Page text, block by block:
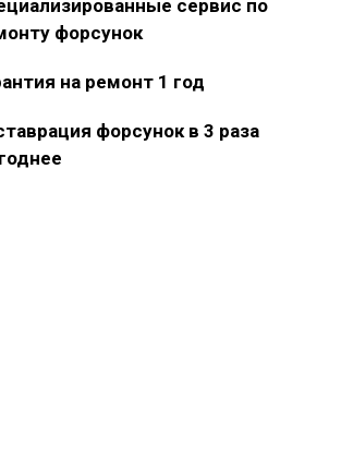
сервис по
форсунок
на ремонт 1 год
форсунок в 3 раза